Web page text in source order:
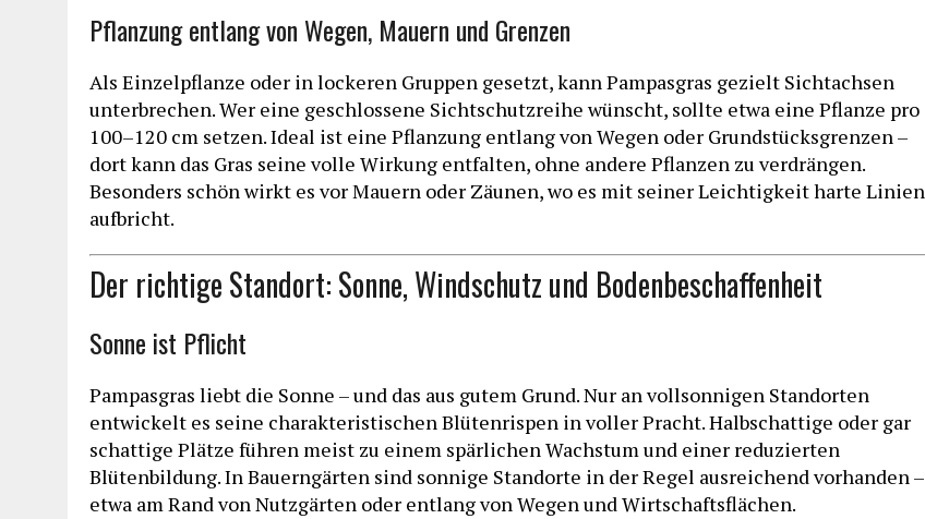
Pflanzung entlang von Wegen, Mauern und Grenzen
Als Einzelpflanze oder in lockeren Gruppen gesetzt, kann Pampasgras gezielt Sichtachsen
unterbrechen. Wer eine geschlossene Sichtschutzreihe wünscht, sollte etwa eine Pflanze pro
100–120 cm setzen. Ideal ist eine Pflanzung entlang von Wegen oder Grundstücksgrenzen –
dort kann das Gras seine volle Wirkung entfalten, ohne andere Pflanzen zu verdrängen.
Besonders schön wirkt es vor Mauern oder Zäunen, wo es mit seiner Leichtigkeit harte Linien
aufbricht.
Der richtige Standort: Sonne, Windschutz und Bodenbeschaffenheit
Sonne ist Pflicht
Pampasgras liebt die Sonne – und das aus gutem Grund. Nur an vollsonnigen Standorten
entwickelt es seine charakteristischen Blütenrispen in voller Pracht. Halbschattige oder gar
schattige Plätze führen meist zu einem spärlichen Wachstum und einer reduzierten
Blütenbildung. In Bauerngärten sind sonnige Standorte in der Regel ausreichend vorhanden –
etwa am Rand von Nutzgärten oder entlang von Wegen und Wirtschaftsflächen.